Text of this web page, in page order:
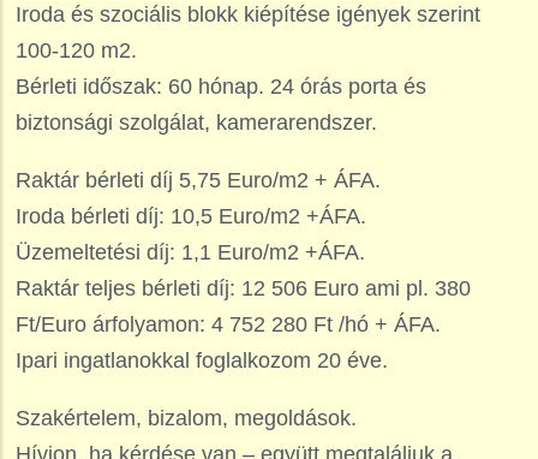
Iroda és szociális blokk kiépítése igények szerint
100-120 m2.
Bérleti időszak: 60 hónap. 24 órás porta és
biztonsági szolgálat, kamerarendszer.
Raktár bérleti díj 5,75 Euro/m2 + ÁFA.
Iroda bérleti díj: 10,5 Euro/m2 +ÁFA.
Üzemeltetési díj: 1,1 Euro/m2 +ÁFA.
Raktár teljes bérleti díj: 12 506 Euro ami pl. 380
Ft/Euro árfolyamon: 4 752 280 Ft /hó + ÁFA.
Ipari ingatlanokkal foglalkozom 20 éve.
Szakértelem, bizalom, megoldások.
Hívjon, ha kérdése van – együtt megtaláljuk a